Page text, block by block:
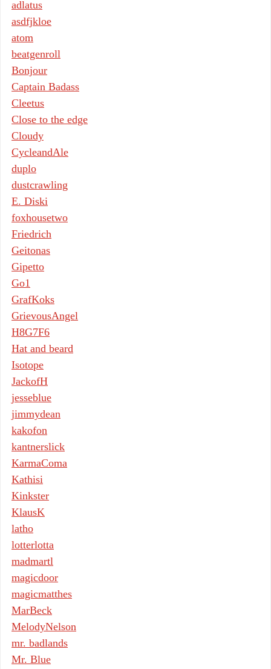
adlatus
asdfjkloe
atom
beatgenroll
Bonjour
Captain Badass
Cleetus
Close to the edge
Cloudy
CycleandAle
duplo
dustcrawling
E. Diski
foxhousetwo
Friedrich
Geitonas
Gipetto
Go1
GrafKoks
GrievousAngel
H8G7F6
Hat and beard
Isotope
JackofH
jesseblue
jimmydean
kakofon
kantnerslick
KarmaComa
Kathisi
Kinkster
KlausK
latho
lotterlotta
madmartl
magicdoor
magicmatthes
MarBeck
MelodyNelson
mr. badlands
Mr. Blue